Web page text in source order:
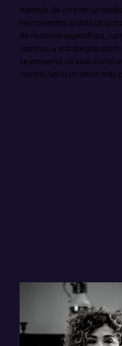
Además de ofrecer un
herramientas prácticas
de números específicos,
caminos y estrategias para
se presenta no solo como
camino hacia un amor más